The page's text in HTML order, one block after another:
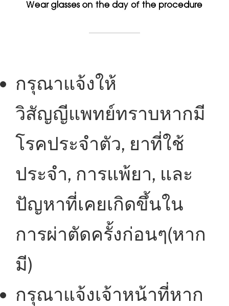
กรุณาแจ้งให้
วิสัญญีแพทย์ทราบหากมี
โรคประจำตัว, ยาที่ใช้
ประจำ, การแพ้ยา, และ
ปัญหาที่เคยเกิดขึ้นใน
การผ่าตัดครั้งก่อนๆ(หาก
มี)
กรุณาแจ้งเจ้าหน้าที่หาก